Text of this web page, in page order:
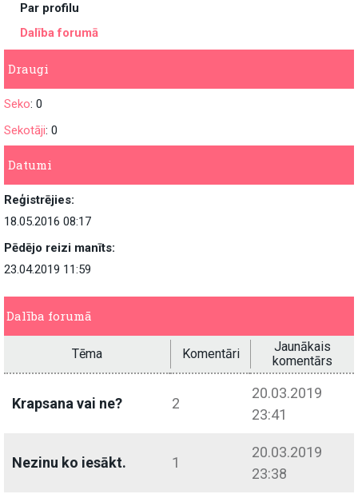
Par profilu
Dalība forumā
Draugi
Seko: 0
Sekotāji: 0
Datumi
Reģistrējies:
18.05.2016 08:17
Pēdējo reizi manīts:
23.04.2019 11:59
Dalība forumā
Tēma Komentāri
Jaunākais
komentārs
Krapsana vai ne? 2
20.03.2019
23:41
Nezinu ko iesākt. 1
20.03.2019
23:38